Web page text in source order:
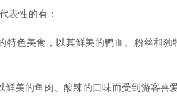
表性的有：
特色美食，以其鲜美的鸭血、粉丝和独
美的鱼肉、酸辣的口味而受到游客喜爱